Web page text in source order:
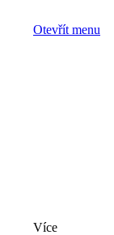
Otevřít menu
Více